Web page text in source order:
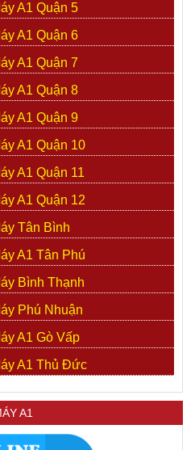
A1 Quận 5
A1 Quận 6
A1 Quận 7
A1 Quận 8
A1 Quận 9
A1 Quận 10
A1 Quận 11
A1 Quận 12
Tân Bình
A1 Tân Phú
Bình Thạnh
Phú Nhuận
A1 Gò Vấp
A1 Thủ Đức
A1